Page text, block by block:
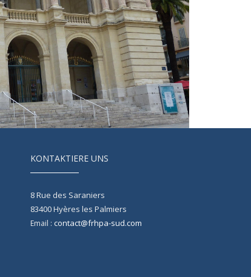
KONTAKTIERE UNS
8 Rue des Saraniers
83400Hyères les Palmiers
Email : contact@frhpa-sud.com